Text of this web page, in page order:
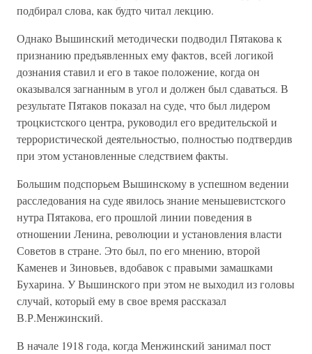
подбирал слова, как будто читал лекцию.
Однако Вышинский методически подводил Пятакова к
признанию предъявленных ему фактов, всей логикой
дознания ставил и его в такое положение, когда он
оказывался загнанным в угол и должен был сдаваться. В
результате Пятаков показал на суде, что был лидером
троцкистского центра, руководил его вредительской и
террористической деятельностью, полностью подтвердив
при этом установленные следствием факты.
Большим подспорьем Вышинскому в успешном ведении
расследования на суде явилось знание меньшевистского
нутра Пятакова, его прошлой линии поведения в
отношении Ленина, революции и установления власти
Советов в стране. Это был, по его мнению, второй
Каменев и Зиновьев, вдобавок с правыми замашками
Бухарина. У Вышинского при этом не выходил из головы
случай, который ему в свое время рассказал
В.Р.Менжинский.
В начале 1918 года, когда Менжинский занимал пост